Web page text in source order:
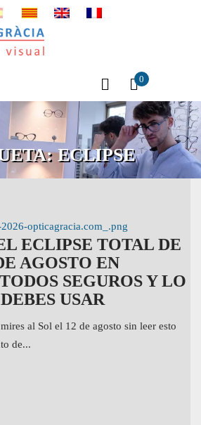
0
ECLIPSE
ECLIPSE TOTAL DE
AGOSTO EN
SEGUROS Y LO
USAR
al Sol el 12 de agosto sin leer esto
de...